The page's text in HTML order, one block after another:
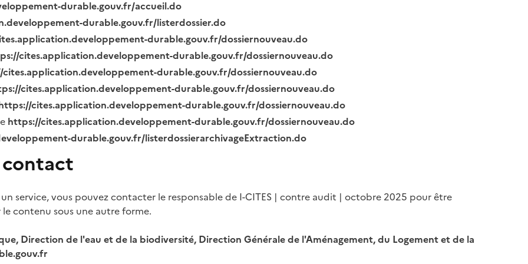
durable.gouv.fr/accueil.do
durable.gouv.fr/listerdossier.do
durable.gouv.fr/dossiernouveau.do
cites.application.developpement-durable.gouv.fr/dossiernouveau.do
durable.gouv.fr/dossiernouveau.do
cites.application.developpement-durable.gouv.fr/dossiernouveau.do
cites.application.developpement-durable.gouv.fr/dossiernouveau.do
https://cites.application.developpement-durable.gouv.fr/dossiernouveau.do
durable.gouv.fr/listerdossierarchivageExtraction.do
service, vous pouvez contacter le responsable de I-CITES | contre audit | octobre 2025 pour être
contenu sous une autre forme.
Direction de l'eau et de la biodiversité, Direction Générale de l'Aménagement, du Logement et de la